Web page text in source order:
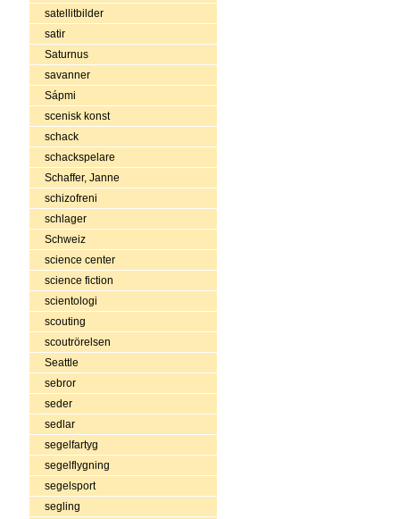
satellitbilder
satir
Saturnus
savanner
Sápmi
scenisk konst
schack
schackspelare
Schaffer, Janne
schizofreni
schlager
Schweiz
science center
science fiction
scientologi
scouting
scoutrörelsen
Seattle
sebror
seder
sedlar
segelfartyg
segelflygning
segelsport
segling